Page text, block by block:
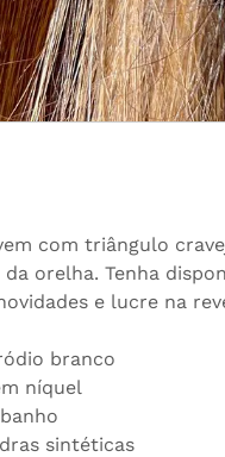
com triângulo
orelha. Tenha
e lucre na
branco
níquel
sintéticas